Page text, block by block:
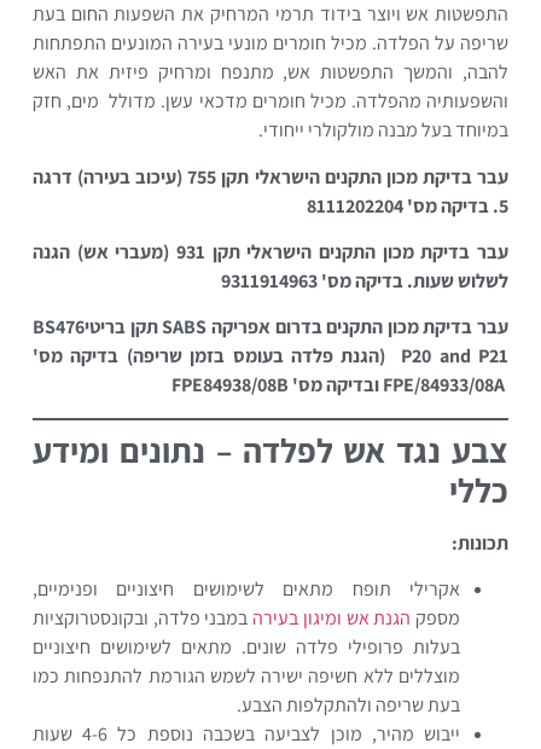
התפשטות אש ויוצר בידוד תרמי המרחיק את השפעות החום בעת
שריפה על הפלדה. מכיל חומרים מונעי בעירה המונעים התפתחות
להבה, והמשך התפשטות אש, מתנפח ומרחיק פיזית את האש
והשפעותיה מהפלדה. מכיל חומרים מדכאי עשן. מדולל מים, חזק
במיוחד בעל מבנה מולקולרי ייחודי.
עבר בדיקת מכון התקנים הישראלי תקן 755 (עיכוב בעירה) דרגה
5. בדיקה מס' 8111202204
עבר בדיקת מכון התקנים הישראלי תקן 931 (מעברי אש) הגנה
לשלוש שעות. בדיקה מס' 9311914963
עבר בדיקת מכון התקנים בדרום אפריקהSABSתקן בריטיBS476
P20 and P21
(הגנת פלדה בעומס בזמן שריפה) בדיקה מס'
FPE/84933/08Aובדיקה מס' FPE84938/08B
צבע נגד אש לפלדה – נתונים ומידע
כללי
תכונות:
אקרילי תופח מתאים לשימושים חיצוניים ופנימיים,
מספק הגנת אש ומיגון בעירה במבני פלדה, ובקונסטרוקציות
בעלות פרופילי פלדה שונים. מתאים לשימושים חיצוניים
מוצללים ללא חשיפה ישירה לשמש הגורמת להתנפחות כמו
בעת שריפה ולהתקלפות הצבע.
ייבוש מהיר, מוכן לצביעה בשכבה נוספת כל 4-6 שעות